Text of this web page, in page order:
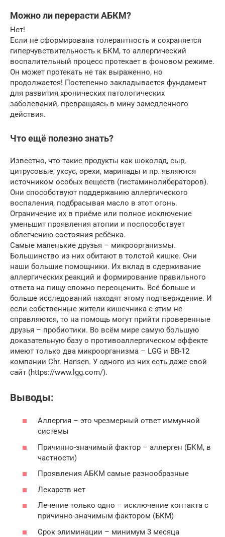
Можно ли перерасти АБКМ?
Нет!
Если не сформирована толерантность и сохраняется
гиперчувствительность к БКМ, то аллергический
воспалительный процесс протекает в фоновом режиме.
Он может протекать не так выраженно, но
продолжается! Постепенно закладывается фундамент
для развития хронических патологических
заболеваний, превращаясь в мину замедленного
действия.
Что ещё полезно знать?
Известно, что такие продукты как шоколад, сыр,
цитрусовые, уксус, орехи, маринады и пр. являются
источником особых веществ (гистаминолибераторов).
Они способствуют поддержанию аллергического
воспаления, подбрасывая масло в этот огонь.
Ограничение их в приёме или полное исключение
уменьшит проявления атопии и поспособствует
облегчению состояния ребёнка.
Самые маленькие друзья – микроорганизмы.
Большинство из них обитают в толстой кишке. Они
наши большие помощники. Их вклад в сдерживание
аллергических реакций и формирование правильного
ответа на пищу сложно переоценить. Всё больше и
больше исследований находят этому подтверждение. И
если собственные жители кишечника с этим не
справляются, то на помощь могут прийти проверенные
друзья – пробиотики. Во всём мире самую большую
доказательную базу о противоаллергическом эффекте
имеют только два микроорганизма – LGG и ВВ-12
компании Chr. Hansen. У одного из них есть даже свой
сайт (https://www.lgg.com/).
Выводы:
Аллергия – это чрезмерный ответ иммунной
системы
Причинно-значимый фактор – аллерген (БКМ, в
частности)
Проявления АБКМ самые разнообразные
Лекарств нет
Лечение только одно – исключение контакта с
причинно-значимым фактором (БКМ)
Срок элиминации – минимум 3 месяца